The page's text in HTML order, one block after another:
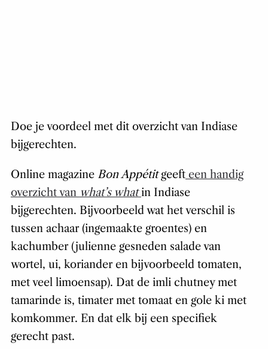
Doe je voordeel met dit overzicht van Indiase
bijgerechten.
Online magazine Bon Appétitgeefteen handig
overzicht van what’s what in Indiase
bijgerechten. Bijvoorbeeld wat het verschil is
tussen achaar (ingemaakte groentes) en
kachumber (julienne gesneden salade van
wortel, ui, koriander en bijvoorbeeld tomaten,
met veel limoensap). Dat de imli chutney met
tamarinde is, timater met tomaat en gole ki met
komkommer. En dat elk bij een specifiek
gerecht past.